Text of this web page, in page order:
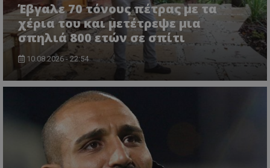
Έβγαλε 70 τόνους πέτρας με τα
χέρια του και μετέτρεψε μια
σπηλιά 800 ετών σε σπίτι
10.08.2026 - 22:54